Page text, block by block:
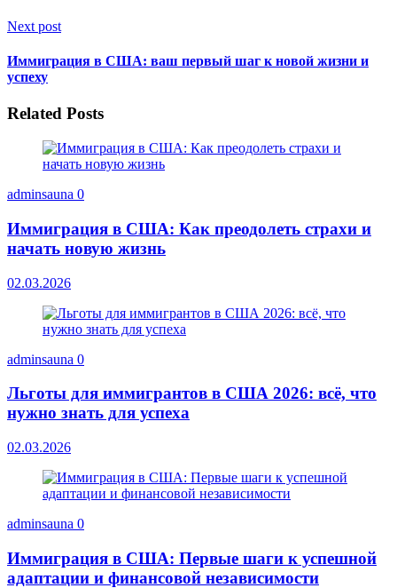
Next post
Иммиграция в США: ваш первый шаг к новой жизни и
успеху
Related Posts
adminsauna 0
Иммиграция в США: Как преодолеть страхи и
начать новую жизнь
02.03.2026
adminsauna 0
Льготы для иммигрантов в США 2026: всё, что
нужно знать для успеха
02.03.2026
adminsauna 0
Иммиграция в США: Первые шаги к успешной
адаптации и финансовой независимости